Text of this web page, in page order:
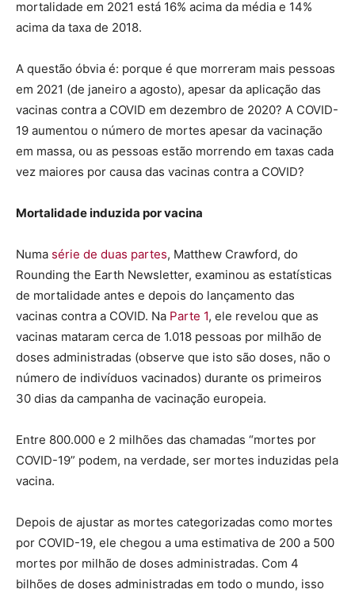
mortalidade em 2021 está 16% acima da média e 14%
acima da taxa de 2018.
A questão óbvia é: porque é que morreram mais pessoas
em 2021 (de janeiro a agosto), apesar da aplicação das
vacinas contra a COVID em dezembro de 2020? A COVID-
19 aumentou o número de mortes apesar da vacinação
em massa, ou as pessoas estão morrendo em taxas cada
vez maiores por causa das vacinas contra a COVID?
Mortalidade induzida por vacina
Numa série de duas partes, Matthew Crawford, do
Rounding the Earth Newsletter, examinou as estatísticas
de mortalidade antes e depois do lançamento das
vacinas contra a COVID. Na Parte 1, ele revelou que as
vacinas mataram cerca de 1.018 pessoas por milhão de
doses administradas (observe que isto são doses, não o
número de indivíduos vacinados) durante os primeiros
30 dias da campanha de vacinação europeia.
Entre 800.000 e 2 milhões das chamadas “mortes por
COVID-19” podem, na verdade, ser mortes induzidas pela
vacina.
Depois de ajustar as mortes categorizadas como mortes
por COVID-19, ele chegou a uma estimativa de 200 a 500
mortes por milhão de doses administradas. Com 4
bilhões de doses administradas em todo o mundo, isso